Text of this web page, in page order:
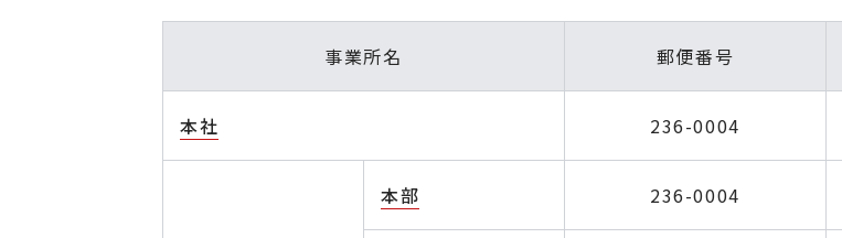
事業所名 郵便番号
本社 236-0004
本部 236-0004